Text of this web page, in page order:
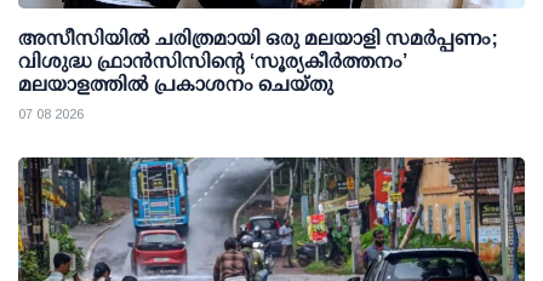
അസീസിയിൽ ചരിത്രമായി ഒരു മലയാളി സമർപ്പണം;
വിശുദ്ധ ഫ്രാൻസിസിന്റെ ‘സൂര്യകീർത്തനം’
മലയാളത്തിൽ പ്രകാശനം ചെയ്തു
07 08 2026